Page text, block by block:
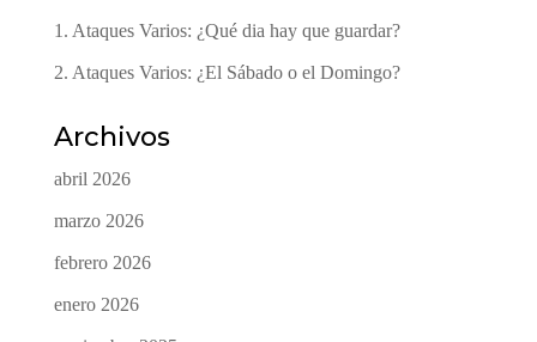
1. Ataques Varios: ¿Qué dia hay que guardar?
2. Ataques Varios: ¿El Sábado o el Domingo?
Archivos
abril 2026
marzo 2026
febrero 2026
enero 2026